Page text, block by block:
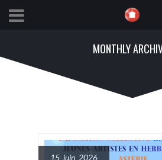
MONTHLY
15 juin 2026